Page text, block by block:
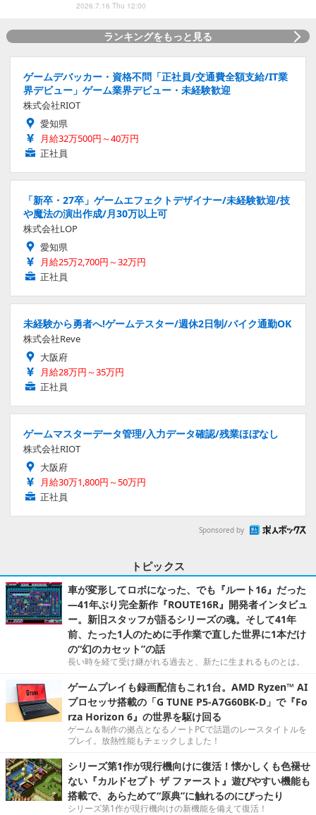
2026.7.16 Thu 12:00
ランキングをもっと見る
ゲームデバッカー・資格不問「正社員/交通費全額支給/IT業
界デビュー」ゲーム業界デビュー・未経験歓迎
株式会社RIOT
愛知県
月給32万500円～40万円
正社員
「新卒・27卒」ゲームエフェクトデザイナー/未経験歓迎/技
や魔法の演出作成/月30万以上可
株式会社LOP
愛知県
月給25万2,700円～32万円
正社員
未経験から勇者へ!ゲームテスター/週休2日制/バイク通勤OK
株式会社Reve
大阪府
月給28万円～35万円
正社員
ゲームマスターデータ管理/入力データ確認/残業ほぼなし
株式会社RIOT
大阪府
月給30万1,800円～50万円
正社員
Sponsored by
トピックス
車が変形してロボになった、でも『ルート16』だった
―41年ぶり完全新作『ROUTE16R』開発者インタビュ
ー。新旧スタッフが語るシリーズの魂。そして41年
前、たった1人のために手作業で直した世界に1本だけ
の“幻のカセット”の話
長い時を経て受け継がれる過去と、新たに生まれるものとは。
ゲームプレイも録画配信もこれ1台。AMD Ryzen™ AI
プロセッサ搭載の「G TUNE P5-A7G60BK-D」で『Fo
rza Horizon 6』の世界を駆け回る
ゲーム＆制作の拠点となるノートPCで話題のレースタイトルを
プレイ。放熱性能もチェックしました！
シリーズ第1作が現行機向けに復活！懐かしくも色褪せ
ない『カルドセプト ザ ファースト』遊びやすい機能も
搭載で、あらためて“原典”に触れるのにぴったり
シリーズ第1作が現行機向けの新機能を備えて復活！